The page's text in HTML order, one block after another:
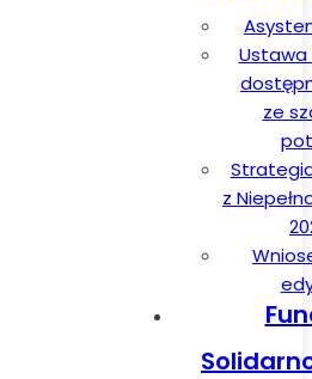
Ustawa
ze
z